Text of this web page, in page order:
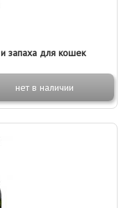
запаха для кошек
нет в наличии